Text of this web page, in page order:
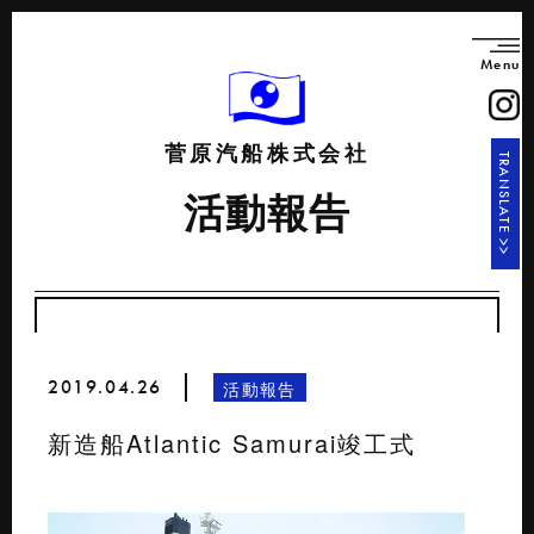
Menu
菅原汽船株式会社
活動報告
2019.04.26 活動報告
新造船Atlantic Samurai竣工式
TRANSLATE >>